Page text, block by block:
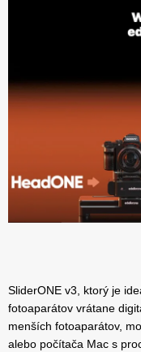
SliderONE v3, ktorý je
fotoaparátov vrátane
menších fotoaparátov,
alebo počítača Mac s